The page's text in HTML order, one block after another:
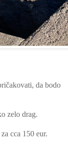
da bodo
zelo drag.
cca 150 eur.